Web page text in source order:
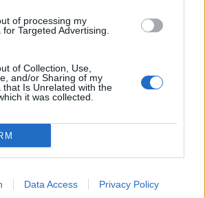
of processing my
Targeted Advertising.
of Collection, Use,
and/or Sharing of my
that Is Unrelated with the
it was collected.
Data Access Privacy Policy